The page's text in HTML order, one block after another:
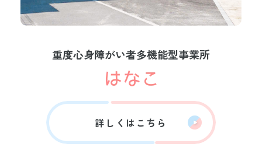
重度心身障がい者多機能型事業所
詳しくはこちら